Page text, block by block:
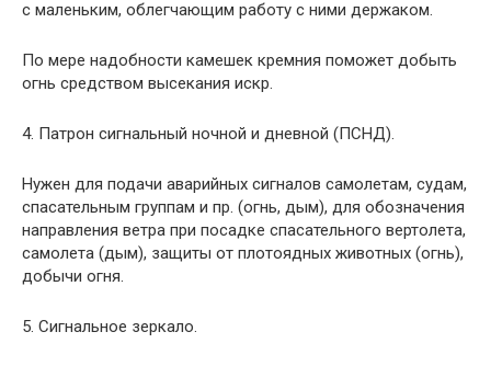
с маленьким, облегчающим работу с ними держаком.
По мере надобности камешек кремния поможет добыть
огнь средством высекания искр.
4. Патрон сигнальный ночной и дневной (ПСНД).
Нужен для подачи аварийных сигналов самолетам, судам,
спасательным группам и пр. (огнь, дым), для обозначения
направления ветра при посадке спасательного вертолета,
самолета (дым), защиты от плотоядных животных (огнь),
добычи огня.
5. Сигнальное зеркало.